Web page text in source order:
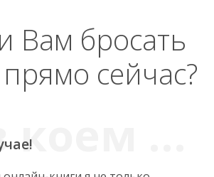
Вам бросать
сейчас?